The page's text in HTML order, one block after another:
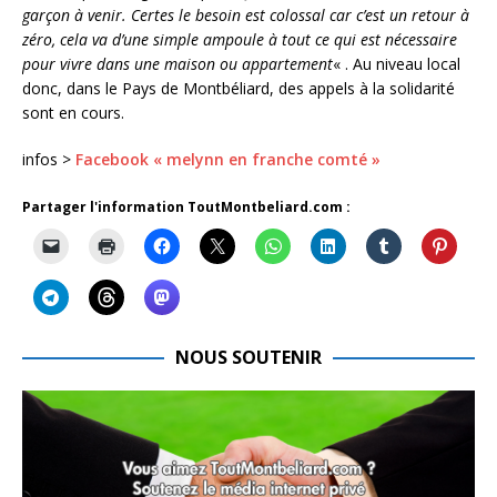
garçon à venir. Certes le besoin est colossal car c’est un retour à
zéro, cela va d’une simple ampoule à tout ce qui est nécessaire
pour vivre dans une maison ou appartement« . Au niveau local
donc, dans le Pays de Montbéliard, des appels à la solidarité
sont en cours.
infos > Facebook « melynn en franche comté »
Partager l'information ToutMontbeliard.com :
NOUS SOUTENIR